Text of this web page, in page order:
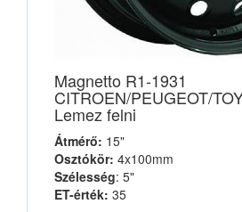
Magnetto R1-1931
CITROEN/PEUGEOT/
Lemez felni
Átmérő: 15"
Osztókör: 4x100mm
Szélesség: 5"
ET-érték: 35